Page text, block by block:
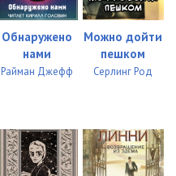
Обнаружено
нами
Райман Джефф
Можно дойти
пешком
Серлинг Род